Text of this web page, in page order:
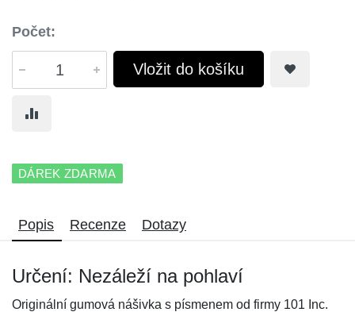
Počet:
Vložit do košíku
DÁREK ZDARMA
Popis Recenze Dotazy
Určení: Nezáleží na pohlaví
Originální gumová nášivka s písmenem od firmy 101 Inc.